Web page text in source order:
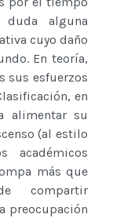
alguna
cuyo daño
En teoría,
sus esfuerzos
en
alimentar su
(al estilo
académicos
más que
compartir
preocupación